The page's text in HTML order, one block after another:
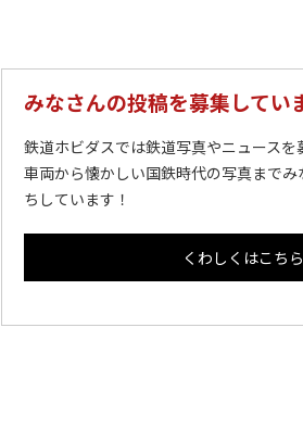
みなさんの投稿を募集してい
鉄道ホビダスでは鉄道写真やニュースを
車両から懐かしい国鉄時代の写真まで
ちしています！
くわしくはこちら